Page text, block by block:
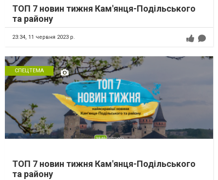
ТОП 7 новин тижня Кам'янця-Подільського
та району
23:34, 11 червня 2023 р.
СПЕЦТЕМА
ТОП 7 новин тижня Кам'янця-Подільського
та району